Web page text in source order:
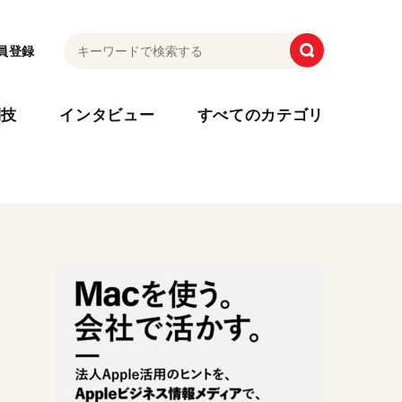
登録
インタビュー すべてのカテゴリ